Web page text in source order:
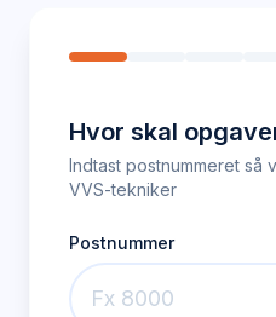
Hvor skal
Indtast postnummeret så
VVS-tekniker
Postnummer